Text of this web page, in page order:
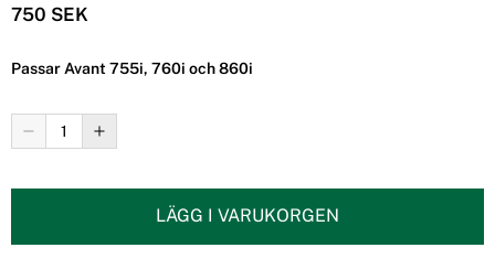
750 SEK
Passar Avant 755i, 760i och 860i
LÄGG I VARUKORGEN